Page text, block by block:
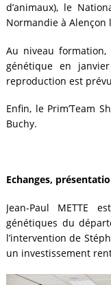
d’animaux), le
Normandie à Alençon
Au niveau
génétique en
reproduction est
Enfin, le Prim’Team
Buchy.
Echanges,
Jean-Paul METTE
génétiques du
l’intervention de
un investissement